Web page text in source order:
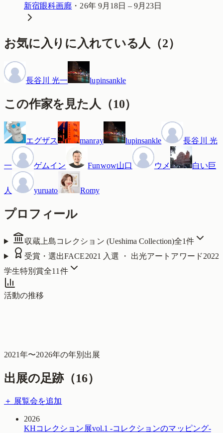
新宿眼科画廊 ・ 26年 9月18日 – 9月23日
お気に入りに入れている人 （2）
長谷川 光一 lupinsankle
この作家を見た人 （10）
エグザス manray lupinsankle 長谷川 光
一 ゲムイン Funwow山口 ウメ 白い巨
人 yuruato Romy
プロフィール
収蔵 上島コレクション (Ueshima Collection)全1件
受賞・選出FACE2021 入選 ・ 出光アートアワード2022
学生特別賞全11 件
活動の推移
2021年〜2026年の年別出展
出展の足跡（16）
＋ 展覧会を追加
2026
KHコレクション展vol.1 -コレクションのマッピング-